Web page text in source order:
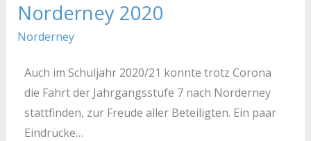
Norderney 2020
Norderney
Auch im Schuljahr 2020/21 konnte trotz Corona
die Fahrt der Jahrgangsstufe 7 nach Norderney
stattfinden, zur Freude aller Beteiligten. Ein paar
Eindrücke…
Norderney
2020